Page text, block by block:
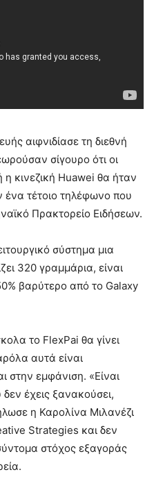
αιφνιδίασε τη διεθνή
σίγουρο ότι οι
η κινεζική Huawei θα ήταν
τέτοιο τηλέφωνο που
Πρακτορείο Ειδήσεων.
σύστημα μια
320 γραμμάρια, είναι
βαρύτερο από το Galaxy
το FlexPai θα γίνει
αυτά είναι
στην εμφάνιση. «Είναι
έχεις ξανακούσει,
η Καρολίνα Μιλανέζι
Strategies και δεν
στόχος εξαγοράς